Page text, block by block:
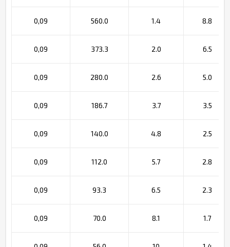
0,09 560.0 1.4 8.8
0,09 373.3 2.0 6.5
0,09 280.0 2.6 5.0
0,09 186.7 3.7 3.5
0,09 140.0 4.8 2.5
0,09 112.0 5.7 2.8
0,09 93.3 6.5 2.3
0,09 70.0 8.1 1.7